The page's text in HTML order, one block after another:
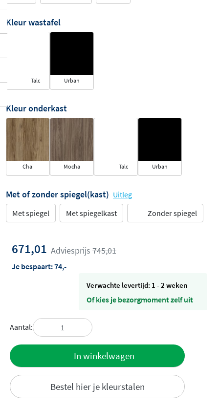
Kleur wastafel
Talc Urban
Kleur onderkast
Chai Mocha Talc Urban
Met of zonder spiegel(kast) Uitleg
Met spiegel
Met spiegelkast Zonder spiegel
671,01 Adviesprijs 745,01
Je bespaart:74,-
Verwachte levertijd: 1 - 2 weken
Of kies je bezorgmoment zelf uit
Aantal:
In winkelwagen
Bestel hier je kleurstalen